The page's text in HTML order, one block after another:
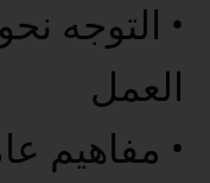
• التوجه
العمل
• مفاهيم